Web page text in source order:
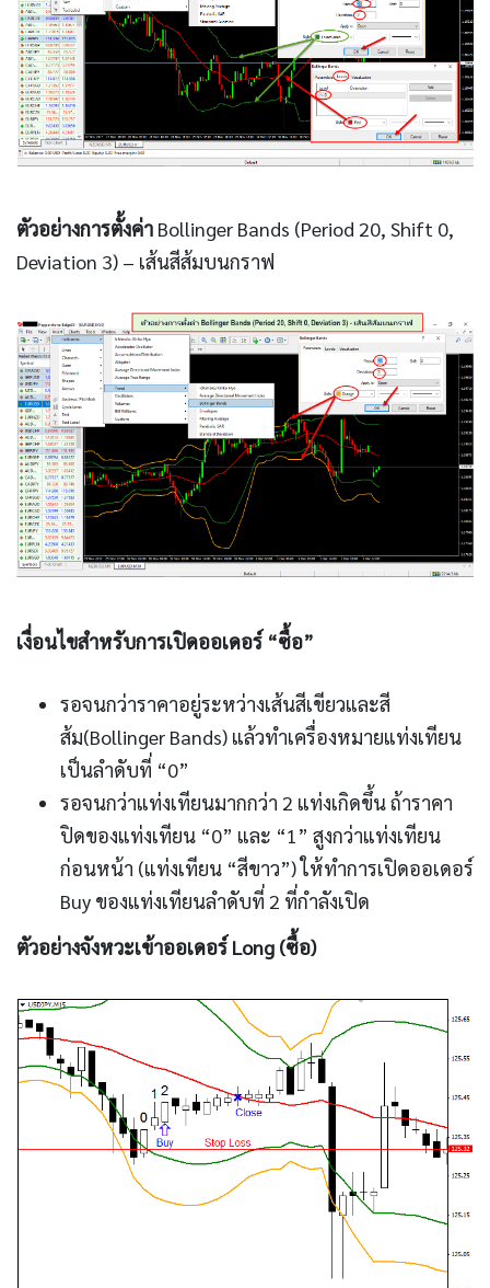
ตัวอย่างการตั้งค่า Bollinger Bands (Period 20, Shift 0,
Deviation 3) – เส้นสีส้มบนกราฟ
เงื่อนไขสำหรับการเปิดออเดอร์ “ซื้อ”
รอจนกว่าราคาอยู่ระหว่างเส้นสีเขียวและสี
ส้ม(Bollinger Bands) แล้วทำเครื่องหมายแท่งเทียน
เป็นลำดับที่ “0”
รอจนกว่าแท่งเทียนมากกว่า 2 แท่งเกิดขึ้น ถ้าราคา
ปิดของแท่งเทียน “0” และ “1” สูงกว่าแท่งเทียน
ก่อนหน้า (แท่งเทียน “สีขาว”) ให้ทำการเปิดออเดอร์
Buy ของแท่งเทียนลำดับที่ 2 ที่กำลังเปิด
ตัวอย่างจังหวะเข้าออเดอร์ Long (ซื้อ)